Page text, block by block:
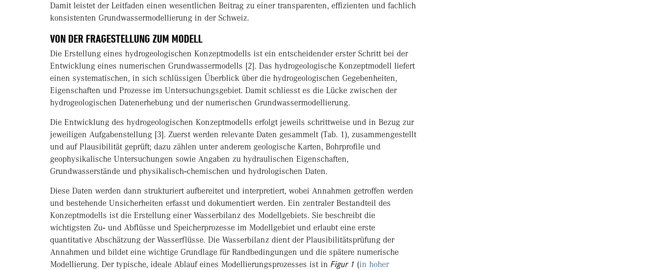
Damit leistet der Leitfaden einen wesentlichen Beitrag zu einer transparenten, effizienten und fachlich
konsistenten Grundwassermodellierung in der Schweiz.
VON DER FRAGESTELLUNG ZUM MODELL
Die Erstellung eines hydrogeologischen Konzeptmodells ist ein entscheidender erster Schritt bei der
Entwicklung eines numerischen Grundwassermodells [2]. Das hydrogeologische Konzeptmodell liefert
einen systematischen, in sich schlüssigen Überblick über die hydrogeologischen Gegebenheiten,
Eigenschaften und Prozesse im Untersuchungsgebiet. Damit schliesst es die Lücke zwischen der
hydrogeologischen Datenerhebung und der numerischen Grundwassermodellierung.
Die Entwicklung des hydrogeologischen Konzeptmodells erfolgt jeweils schrittweise und in Bezug zur
jeweiligen Aufgabenstellung [3]. Zuerst werden relevante Daten gesammelt (Tab. 1), zusammengestellt
und auf Plausibilität geprüft; dazu zählen unter anderem geologische Karten, Bohrprofile und
geophysikalische Untersuchungen sowie Angaben zu hydraulischen Eigenschaften,
Grundwasserstände und physikalisch‑chemischen und hydrologischen Daten.
Diese Daten werden dann strukturiert aufbereitet und interpretiert, wobei Annahmen getroffen werden
und bestehende Unsicherheiten erfasst und dokumentiert werden. Ein zentraler Bestandteil des
Konzeptmodells ist die Erstellung einer Wasserbilanz des Modellgebiets. Sie beschreibt die
wichtigsten Zu‑ und Abflüsse und Speicherprozesse im Modellgebiet und erlaubt eine erste
quantitative Abschätzung der Wasserflüsse. Die Wasserbilanz dient der Plausibilitätsprüfung der
Annahmen und bildet eine wichtige Grundlage für Randbedingungen und die spätere numerische
Modellierung. Der typische, ideale Ablauf eines Modellierungsprozesses ist in Figur 1 (in hoher